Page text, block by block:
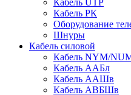
Кабель UTP
Кабель РК
Оборудование
Шнуры
Кабель силовой
Кабель NYM/
Кабель ААБл
Кабель ААШв
Кабель АВБШв